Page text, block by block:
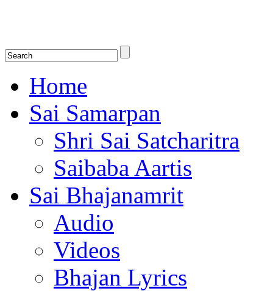
Home
Sai Samarpan
Shri Sai Satcharitra
Saibaba Aartis
Sai Bhajanamrit
Audio
Videos
Bhajan Lyrics